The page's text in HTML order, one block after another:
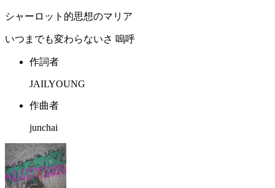
シャーロット的思想のマリア
いつまでも変わらないさ 嗚呼
作詞者
JAILYOUNG
作曲者
junchai